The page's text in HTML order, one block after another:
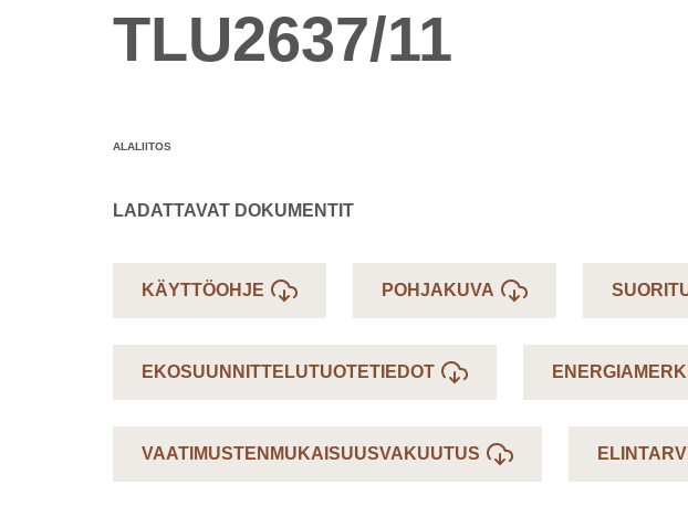
TLU2637/11
ALALIITOS
LADATTAVAT DOKUMENTIT
KÄYTTÖOHJE POHJAKUVA
EKOSUUNNITTELUTUOTETIEDOT
VAATIMUSTENMUKAISUUSVAKUUTUS